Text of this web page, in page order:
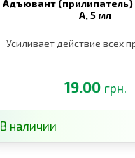
Адъювант
А,5 мл
Усиливает действие всех
19.00 грн.
В наличии